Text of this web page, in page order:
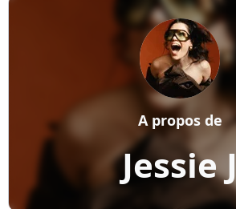
Jessie J
A propos de